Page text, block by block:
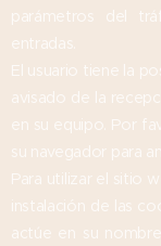
parámetros del
entradas.
El usuario tiene la
avisado de la
en su equipo. Por
su navegador para
Para utilizar el sitio
instalación de las
actúe en su